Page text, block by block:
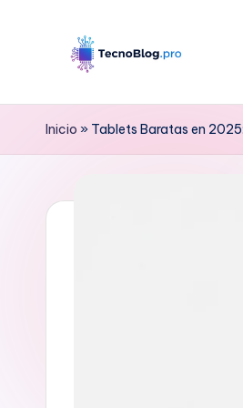
contenido
B
l
g
Inicio » Tablets Baratas en